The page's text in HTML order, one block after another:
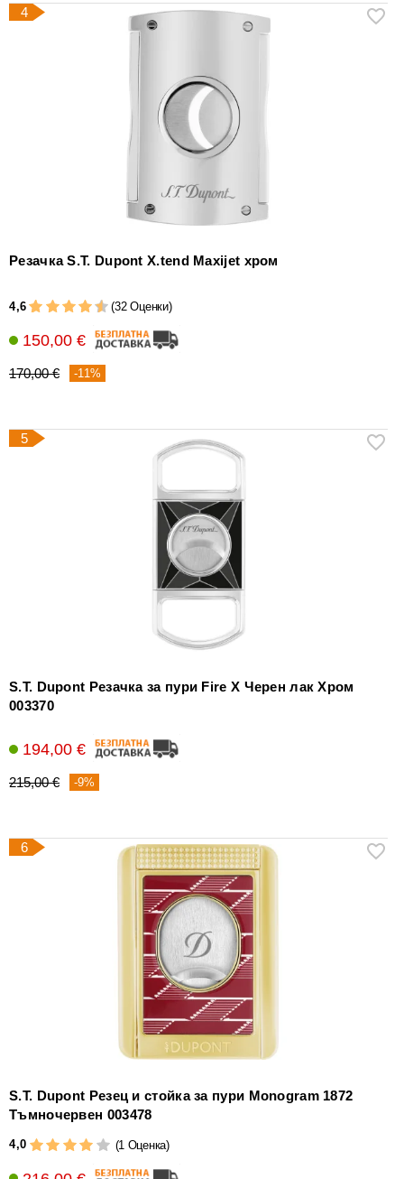
4
Резачка S.T. Dupont X.tend Maxijet хром
4,6 (32 Оценки)
150,00 €
170,00 € -11%
5
S.T. Dupont Резачка за пури Fire X Черен лак Хром
003370
194,00 €
215,00 € -9%
6
S.T. Dupont Резец и стойка за пури Monogram 1872
Тъмночервен 003478
4,0 (1 Оценка)